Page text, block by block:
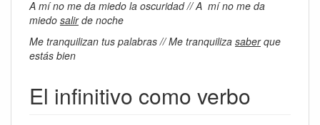
A mí no me da miedo la oscuridad // A mí no me da
miedo salirde noche
Me tranquilizan tus palabras // Me tranquiliza saberque
estás bien
El infinitivo como verbo